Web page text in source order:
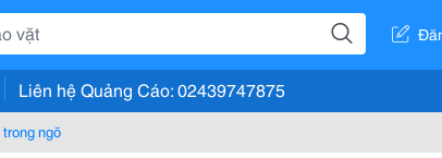
Liên hệ Quảng Cáo: 02439747875
trong ngõ